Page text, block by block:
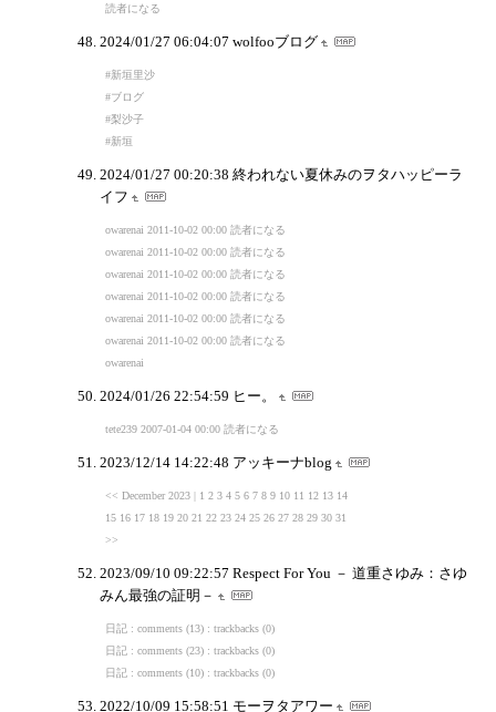
読者になる
2024/01/27 06:04:07 wolfooブログ
#新垣里沙
#ブログ
#梨沙子
#新垣
2024/01/27 00:20:38 終われない夏休みのヲタハッピーラ
イフ
owarenai 2011-10-02 00:00 読者になる
owarenai 2011-10-02 00:00 読者になる
owarenai 2011-10-02 00:00 読者になる
owarenai 2011-10-02 00:00 読者になる
owarenai 2011-10-02 00:00 読者になる
owarenai 2011-10-02 00:00 読者になる
owarenai
2024/01/26 22:54:59 ヒー。
tete239 2007-01-04 00:00 読者になる
2023/12/14 14:22:48 アッキーナblog
<< December 2023 | 1 2 3 4 5 6 7 8 9 10 11 12 13 14
15 16 17 18 19 20 21 22 23 24 25 26 27 28 29 30 31
>>
2023/09/10 09:22:57 Respect For You － 道重さゆみ：さゆ
みん最強の証明－
日記 : comments (13) : trackbacks (0)
日記 : comments (23) : trackbacks (0)
日記 : comments (10) : trackbacks (0)
2022/10/09 15:58:51 モーヲタアワー